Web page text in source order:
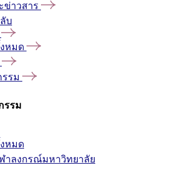
ข่าวสาร
บ
หมด
รม
รรม
หมด
าลงกรณ์มหาวิทยาลัย